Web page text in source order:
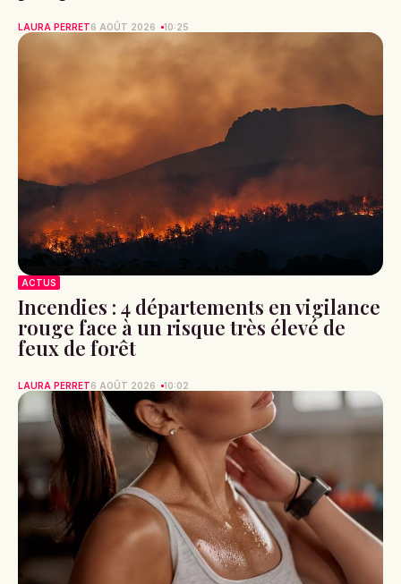
LAURA PERRET6 AOÛT 2026 10:25
ACTUS
Incendies : 4 départements en vigilance
rouge face à un risque très élevé de
feux de forêt
LAURA PERRET6 AOÛT 2026 10:02